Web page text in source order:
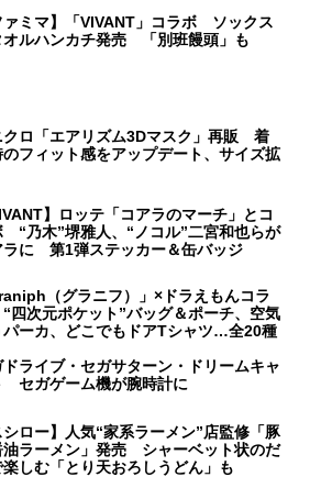
ァミマ】「VIVANT」コラボ ソックス
オルハンカチ発売 「別班饅頭」も
クロ「エアリズム3Dマスク」再販 着
のフィット感をアップデート、サイズ拡
】ロッテ「コアラのマーチ」とコ
“乃木”堺雅人、“ノコル”二宮和也らが
ラに 第1弾ステッカー＆缶バッジ
（グラニフ）」×ドラえもんコラ
次元ポケット”バッグ＆ポーチ、空気
パーカ、どこでもドアTシャツ…全20種
ドライブ・セガサターン・ドリームキャ
セガゲーム機が腕時計に
シロー】人気“家系ラーメン”店監修「豚
油ラーメン」発売 シャーベット状のだ
楽しむ「とり天おろしうどん」も